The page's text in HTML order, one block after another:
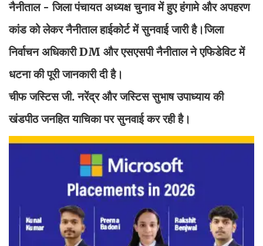
नैनीताल - जिला पंचायत अध्यक्ष चुनाव में हुए हंगामे और अपहरण
कांड को लेकर नैनीताल हाईकोर्ट में सुनवाई जारी है।जिला
निर्वाचन अधिकारी DM और एसएसपी नैनीताल ने एफिडेविट में
धटना की पूरी जानकारी दी है।
चीफ जस्टिस जी. नरेंद्र और जस्टिस सुभाष उपाध्याय की
खंडपीठ जनहित याचिका पर सुनवाई कर रही है।